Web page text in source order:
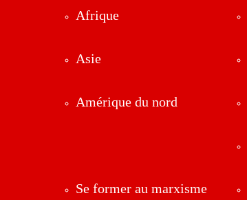
Afrique
Asie
Amérique du nord
Se former au marxisme